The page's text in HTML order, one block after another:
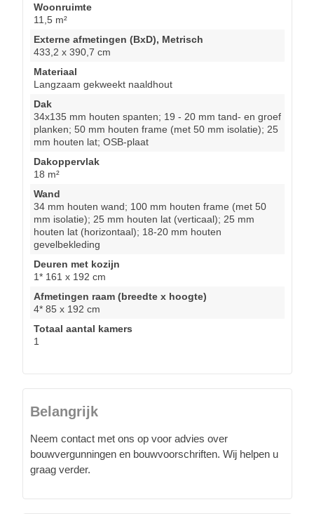
Woonruimte
11,5 m²
Externe afmetingen (BxD), Metrisch
433,2 x 390,7 cm
Materiaal
Langzaam gekweekt naaldhout
Dak
34x135 mm houten spanten; 19 - 20 mm tand- en groef
planken; 50 mm houten frame (met 50 mm isolatie); 25
mm houten lat; OSB-plaat
Dakoppervlak
18 m²
Wand
34 mm houten wand; 100 mm houten frame (met 50
mm isolatie); 25 mm houten lat (verticaal); 25 mm
houten lat (horizontaal); 18-20 mm houten
gevelbekleding
Deuren met kozijn
1* 161 x 192 cm
Afmetingen raam (breedte x hoogte)
4* 85 x 192 cm
Totaal aantal kamers
1
Belangrijk
Neem contact met ons op voor advies over
bouwvergunningen en bouwvoorschriften. Wij helpen u
graag verder.